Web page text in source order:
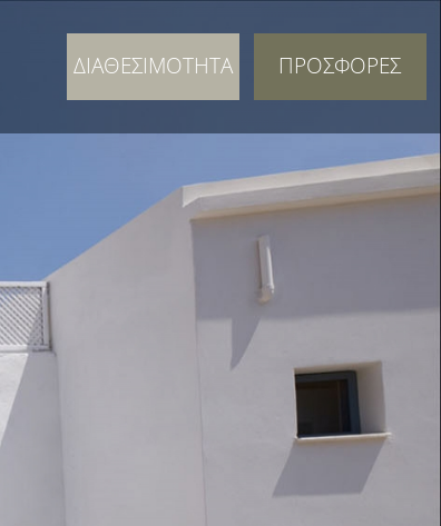
ΠΡΟΣΦΟΡΕΣ
ΔΙΑΘΕΣΙΜΟΤΗΤΑ